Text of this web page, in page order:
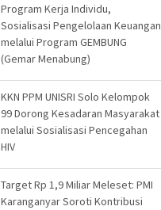
Program Kerja Individu,
Sosialisasi Pengelolaan Keuangan
melalui Program GEMBUNG
(Gemar Menabung)
KKN PPM UNISRI Solo Kelompok
99 Dorong Kesadaran Masyarakat
melalui Sosialisasi Pencegahan
HIV
Target Rp 1,9 Miliar Meleset: PMI
Karanganyar Soroti Kontribusi